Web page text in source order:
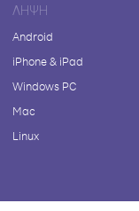
ΛΉΨΗ
Android
iPhone & iPad
Windows PC
Mac
Linux